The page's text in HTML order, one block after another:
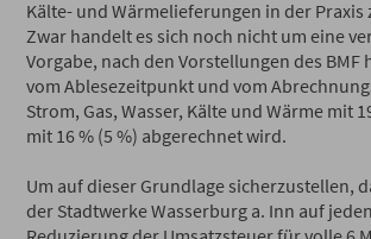
Kälte- und Wärmelieferungen in der Praxis
Zwar handelt es sich noch nicht um eine
Vorgabe, nach den Vorstellungen des BMF
vom Ablesezeitpunkt und vom
Strom, Gas, Wasser, Kälte und Wärme mit
mit 16 % (5 %) abgerechnet wird.
Um auf dieser Grundlage sicherzustellen,
der Stadtwerke Wasserburg a. Inn auf